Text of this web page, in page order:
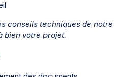
conseils techniques de notre
bien votre projet.